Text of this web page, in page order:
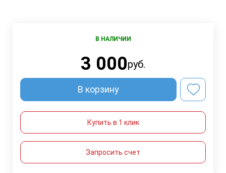
В НАЛИЧИИ
3 000руб.
В корзину
Купить в 1 клик
Запросить счет